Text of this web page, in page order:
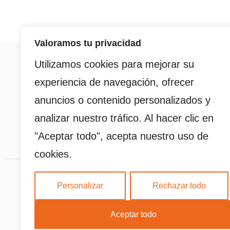
Valoramos tu privacidad
Utilizamos cookies para mejorar su
experiencia de navegación, ofrecer
anuncios o contenido personalizados y
analizar nuestro tráfico. Al hacer clic en
"Aceptar todo", acepta nuestro uso de
cookies.
Personalizar Rechazar todo
Aceptar todo
Funciona conWordPress.
Aviso LegalPolítica de Privacidad Política de Cookies